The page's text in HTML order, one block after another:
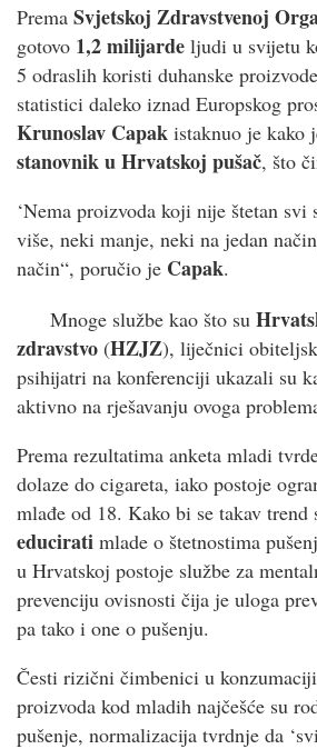
Prema Svjetskoj Zdravstvenoj
gotovo 1,2 milijarde ljudi u svijetu
5 odraslih koristi duhanske
statistici daleko iznad Europskog
Krunoslav Capak istaknuo je kako
stanovnik u Hrvatskoj pušač, što
‘Nema proizvoda koji nije štetan
više, neki manje, neki na jedan
način“, poručio je Capak.
Mnoge službe kao što su
zdravstvo (HZJZ), liječnici
psihijatri na konferenciji ukazali su
aktivno na rješavanju ovoga
Prema rezultatima anketa mladi
dolaze do cigareta, iako postoje
mlađe od 18. Kako bi se takav
educirati mlade o štetnostima
u Hrvatskoj postoje službe za
prevenciju ovisnosti čija je uloga
pa tako i one o pušenju.
Česti rizični čimbenici u
proizvoda kod mladih najčešće su
pušenje, normalizacija tvrdnje da